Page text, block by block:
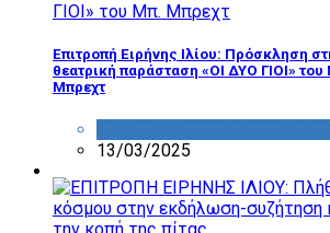
Επιτροπή Ειρήνης Ιλίου: Πρόσκληση
θεατρική παράσταση «ΟΙ ΔΥΟ ΓΙΟΙ»
Μπρεχτ
13/03/2025